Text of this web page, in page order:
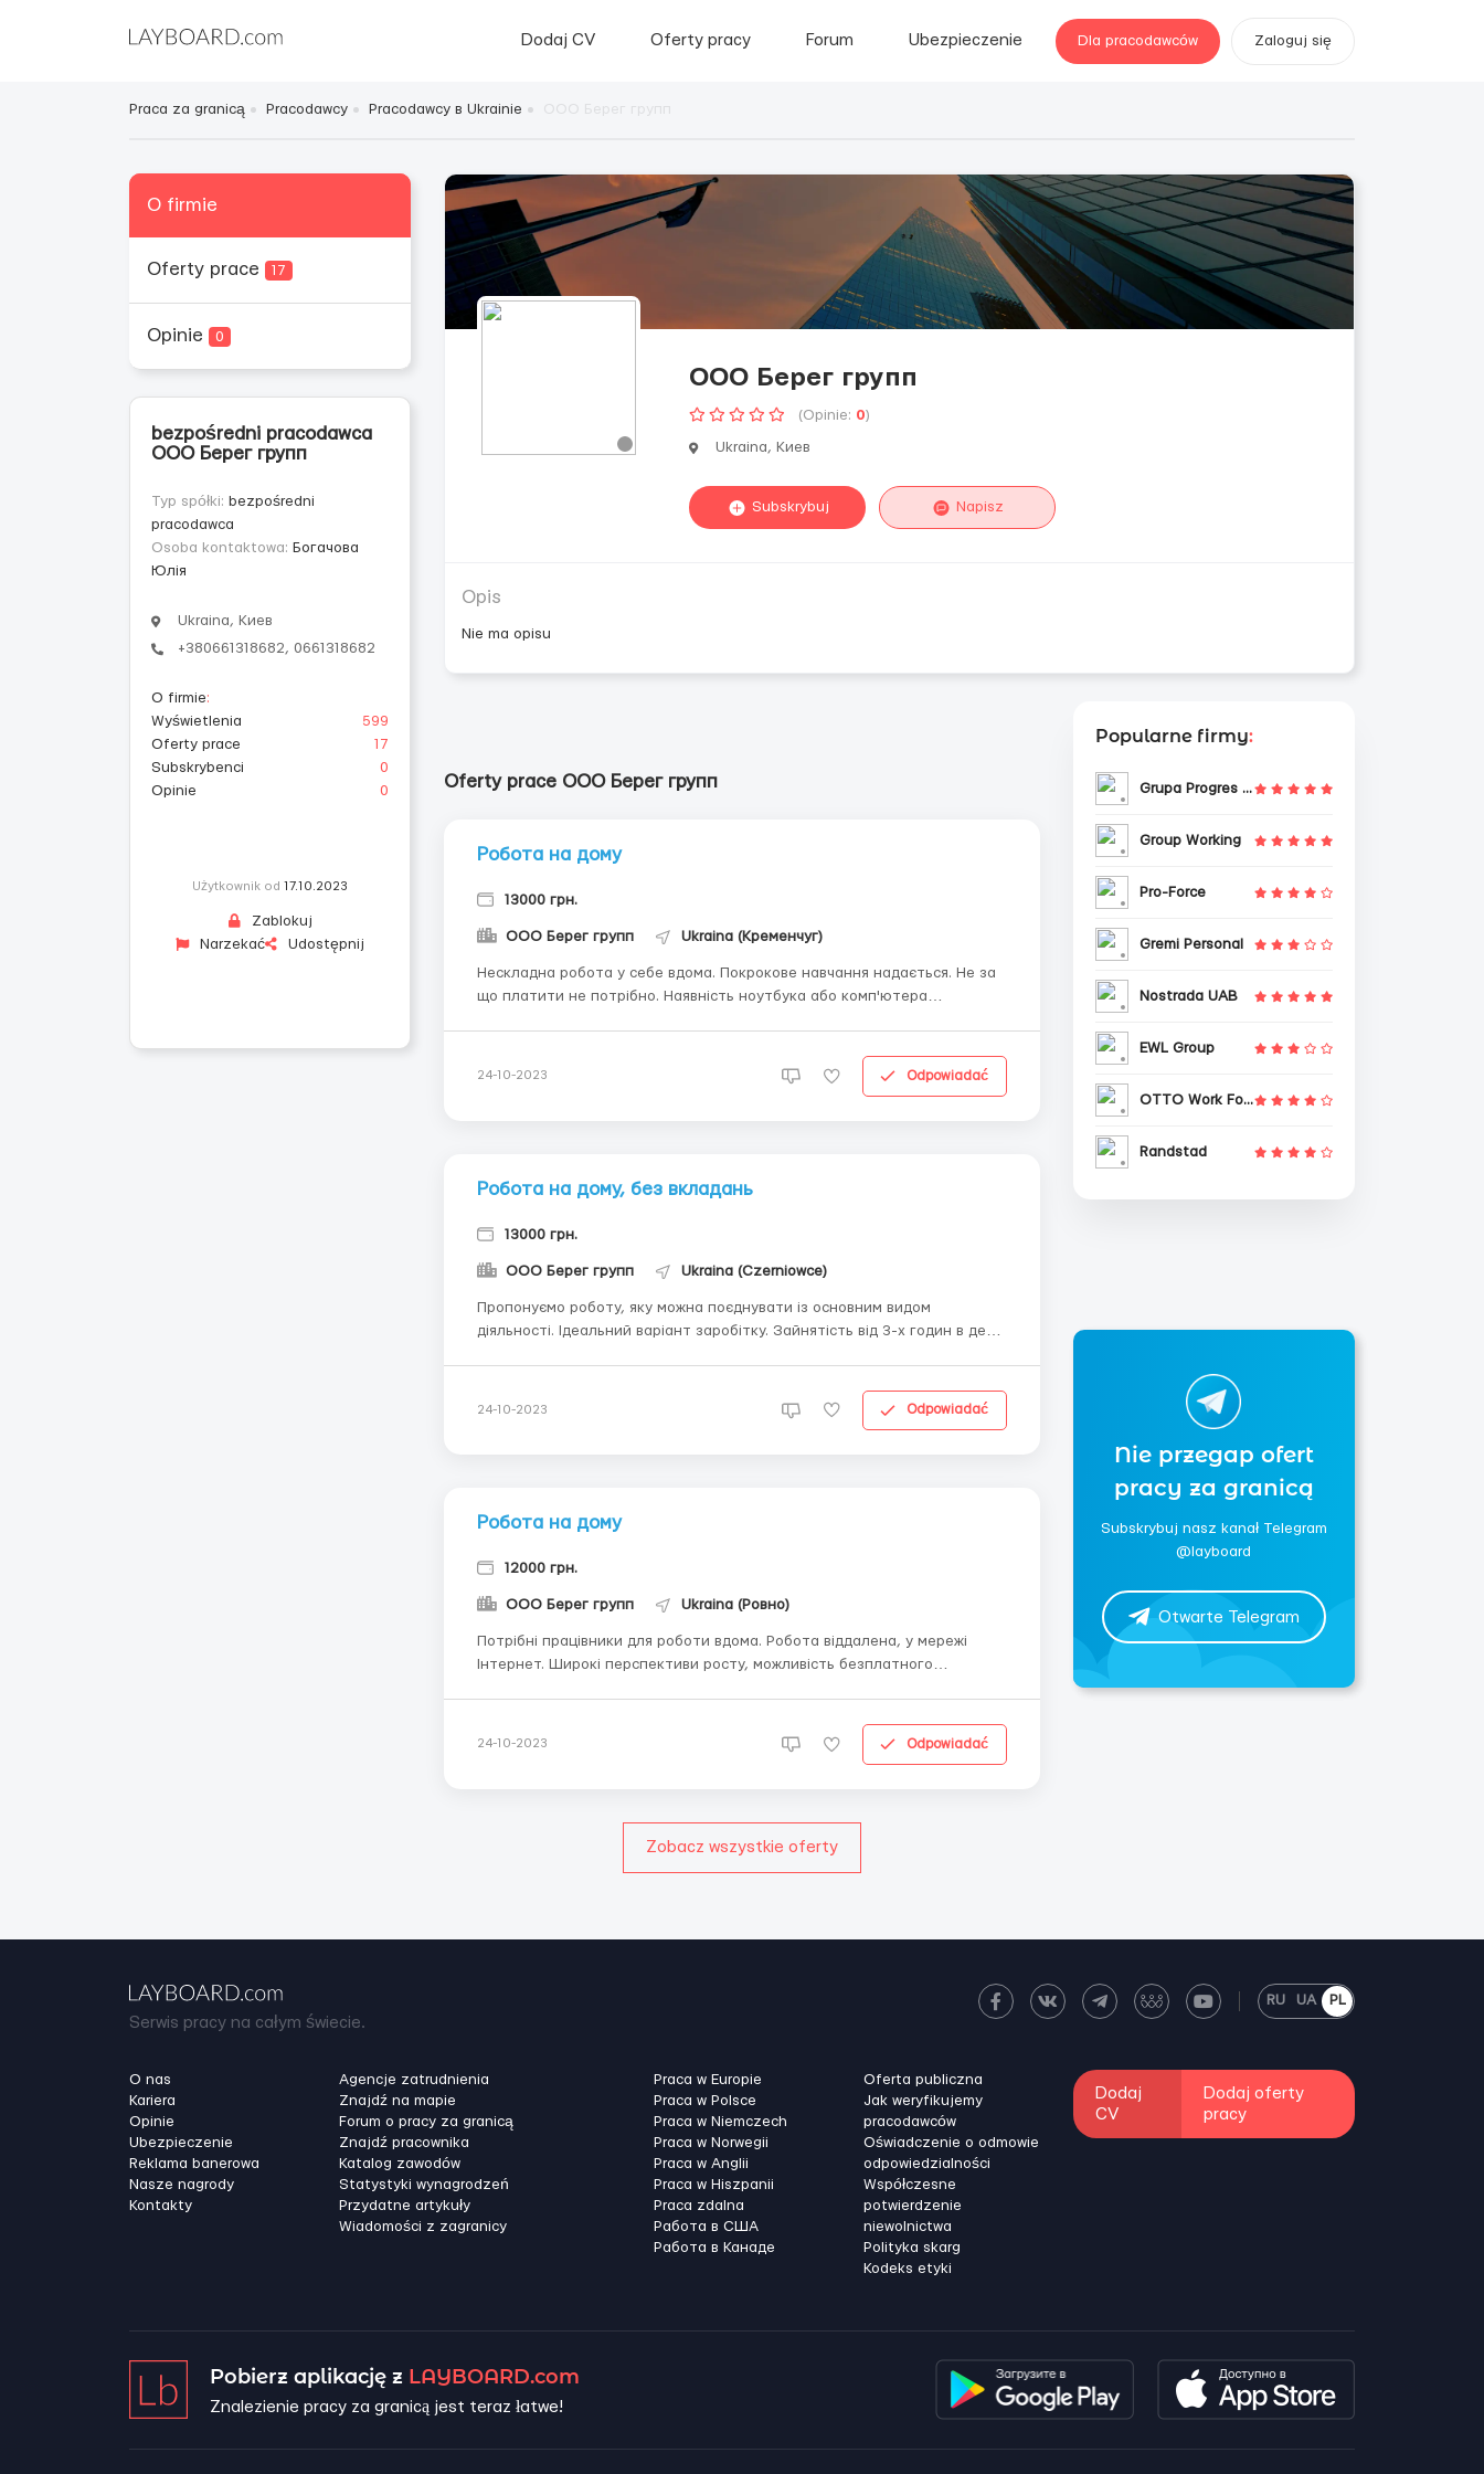
Dodaj CV Oferty pracy Forum Ubezpieczenie Dla pracodawców Zaloguj się
Praca za granicą Pracodawcy Pracodawcy в Ukrainie
O firmie
Oferty prace 17
Opinie 0
bezpośredni pracodawca
ООО Берег групп
Typ spółki: bezpośredni
pracodawca
Osoba kontaktowa: Богачова
Юлія
Ukraina, Киев
+380661318682, 0661318682
O firmie:
Wyświetlenia
599
Oferty prace
17
Subskrybenci
0
Opinie
0
Użytkownik od 17.10.2023
Zablokuj
Narzekać
Udostępnij
ООО Берег групп
(Opinie: 0)
Ukraina, Киев
Subskrybuj Napisz
Opis
Nie ma opisu
Oferty prace ООО Берег групп
Робота на дому
13000 грн.
ООО Берег групп Ukraina (Кременчуг)
Нескладна робота у себе вдома. Покрокове навчання надається. Не за
що платити не потрібно. Наявність ноутбука або комп'ютера
24-10-2023 Odpowiadać
Робота на дому, без вкладань
13000 грн.
ООО Берег групп Ukraina (Czerniowce)
Пропонуємо роботу, яку можна поєднувати із основним видом
діяльності. Ідеальний варіант заробітку. Зайнятість від 3-х годин в день
24-10-2023 Odpowiadać
Робота на дому
12000 грн.
ООО Берег групп Ukraina (Ровно)
Потрібні працівники для роботи вдома. Робота віддалена, у мережі
Інтернет. Широкі перспективи росту, можливість безплатного
24-10-2023 Odpowiadać
Zobacz wszystkie oferty
Popularne firmy:
Grupa Progres Sp. z o.o.
Group Working
Pro-Force
Gremi Personal
Nostrada UAB
EWL Group
OTTO Work Force
Randstad
Nie przegap ofert
pracy za granicą
Subskrybuj nasz kanał Telegram
@layboard
Otwarte Telegram
Serwis pracy na całym świecie.
RU UA PL
O nas
Kariera
Opinie
Ubezpieczenie
Reklama banerowa
Nasze nagrody
Kontakty
Agencje zatrudnienia
Znajdź na mapie
Forum o pracy za granicą
Znajdź pracownika
Katalog zawodów
Statystyki wynagrodzeń
Przydatne artykuły
Wiadomości z zagranicy
Praca w Europie
Praca w Polsce
Praca w Niemczech
Praca w Norwegii
Praca w Anglii
Praca w Hiszpanii
Praca zdalna
Работа в США
Работа в Канадe
Oferta publiczna
Jak weryfikujemy
pracodawców
Oświadczenie o odmowie
odpowiedzialności
Współczesne
potwierdzenie
niewolnictwa
Polityka skarg
Kodeks etyki
Dodaj
CV
Dodaj oferty
pracy
Pobierz aplikację z LAYBOARD.com
Znalezienie pracy za granicą jest teraz łatwe!